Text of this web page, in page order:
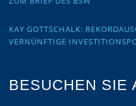
KAY GOTTSCHALK:
VERNÜNFTIGE
BESUCHEN SIE